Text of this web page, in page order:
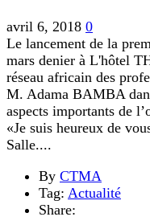
avril 6, 2018 0
Le lancement de la
mars denier à L'hôtel
réseau africain des
M. Adama BAMBA
aspects importants de
«Je suis heureux de
Salle....
By CTMA
Tag: Actualité
Share: